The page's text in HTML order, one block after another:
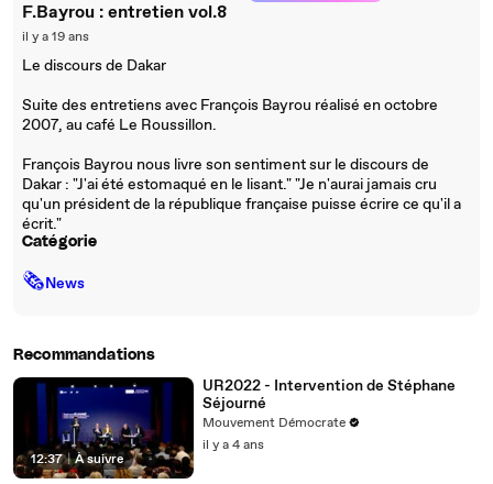
F.Bayrou : entretien vol.8
il y a 19 ans
Le discours de Dakar
Suite des entretiens avec François Bayrou réalisé en octobre
2007, au café Le Roussillon.
François Bayrou nous livre son sentiment sur le discours de
Dakar : "J'ai été estomaqué en le lisant." "Je n'aurai jamais cru
qu'un président de la république française puisse écrire ce qu'il a
écrit."
Catégorie
🗞News
Recommandations
12:37 | À suivre
UR2022 - Intervention de Stéphane
Séjourné
Mouvement Démocrate
il y a 4 ans